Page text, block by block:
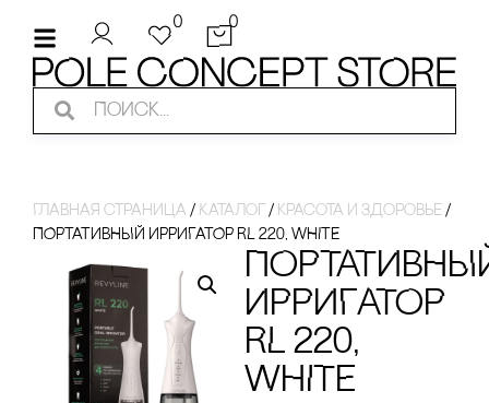
0 0
Главная страница / Каталог / красота и здоровье /
ПОРТАТИВНЫЙ ИРРИГАТОР RL 220, WHITE
ИРРИГАТОР
RL 220,
WHITE